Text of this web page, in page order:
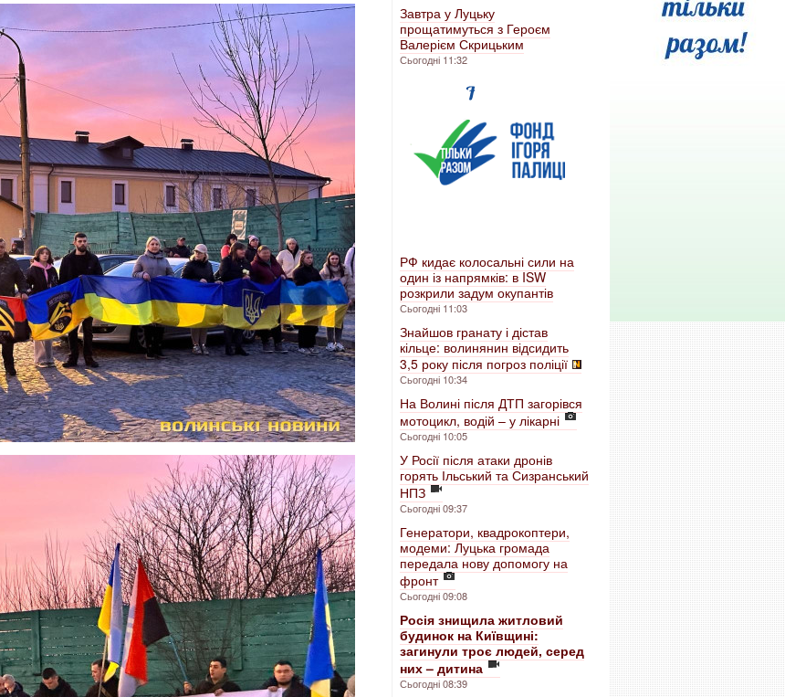
Завтра у Луцьку
прощатимуться з Героєм
Валерієм Скрицьким
Сьогодні 11:32
РФ кидає колосальні сили на
один із напрямків: в ISW
розкрили задум окупантів
Сьогодні 11:03
Знайшов гранату і дістав
кільце: волинянин відсидить
3,5 року після погроз поліції
Сьогодні 10:34
На Волині після ДТП загорівся
мотоцикл, водій – у лікарні
Сьогодні 10:05
У Росії після атаки дронів
горять Ільський та Сизранський
НПЗ
Сьогодні 09:37
Генератори, квадрокоптери,
модеми: Луцька громада
передала нову допомогу на
фронт
Сьогодні 09:08
Росія знищила житловий
будинок на Київщині:
загинули троє людей, серед
них – дитина
Сьогодні 08:39